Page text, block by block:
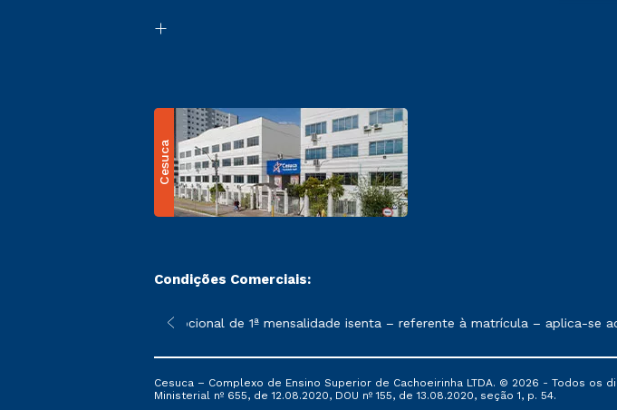
Cesuca
Condições Comerciais:
sofrer alterações nos períodos de rematrícula conforme exposto no contrato de
*A condição promocional de 1ª mensalidade isenta – referente à matrícula – aplica-se
Cesuca – Complexo de Ensino Superior de Cachoeirinha LTDA. © 2026 - Todos os
Ministerial nº 655, de 12.08.2020, DOU nº 155, de 13.08.2020, seção 1, p. 54.